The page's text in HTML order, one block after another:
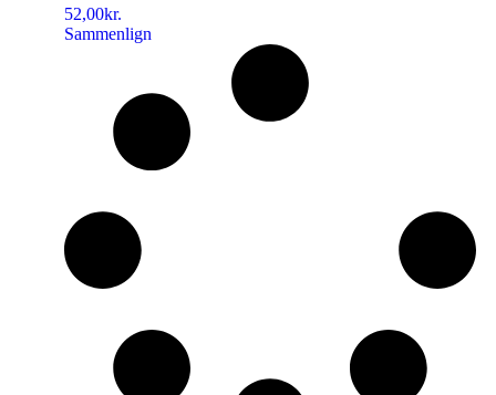
52,00kr.
Sammenlign